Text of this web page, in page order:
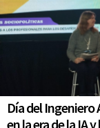
Día del
en la era de la IA